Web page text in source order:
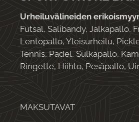
Urheiluvälineiden
Futsal, Salibandy, Jalkapallo,
Lentopallo, Yleisurheilu,
Tennis, Padel, Sulkapallo,
Ringette, Hiihto, Pesäpallo,
MAKSUTAVAT